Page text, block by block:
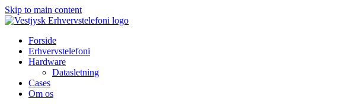
Skip to main content
Forside
Erhvervstelefoni
Hardware
Datasletning
Cases
Om os